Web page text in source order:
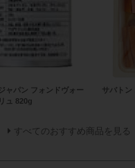
ャパン フォンドヴォー
ュ 820g
サバトン
すべてのおすすめ商品を見る